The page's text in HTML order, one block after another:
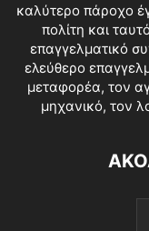
καλύτερο πάροχο
πολίτη και
επαγγελματικό
ελεύθερο
μεταφορέα, τον
μηχανικό, τον